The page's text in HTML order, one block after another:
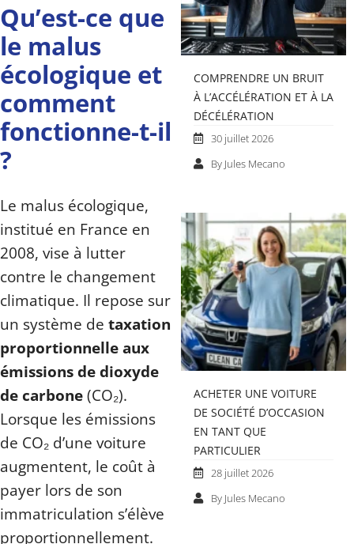
Qu’est-ce que
le malus
écologique et
comment
fonctionne-t-il
?
Le malus écologique,
institué en France en
2008, vise à lutter
contre le changement
climatique. Il repose sur
un système de taxation
proportionnelle aux
émissions de dioxyde
de carbone(CO₂).
Lorsque les émissions
de CO₂ d’une voiture
augmentent, le coût à
payer lors de son
immatriculation s’élève
proportionnellement.
COMPRENDRE UN BRUIT
À L’ACCÉLÉRATION ET À LA
DÉCÉLÉRATION
30 juillet 2026
By Jules Mecano
ACHETER UNE VOITURE
DE SOCIÉTÉ D’OCCASION
EN TANT QUE
PARTICULIER
28 juillet 2026
By Jules Mecano